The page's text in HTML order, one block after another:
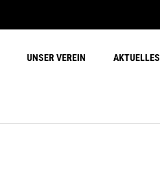
UNSER VEREIN AKTUELLES